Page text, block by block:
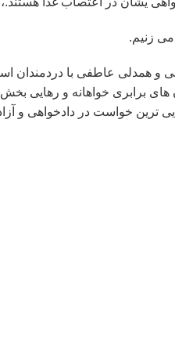
و همدلی عاطفی با
برابری خواهانه و رهایی
ترین خواست در دادخواهی و